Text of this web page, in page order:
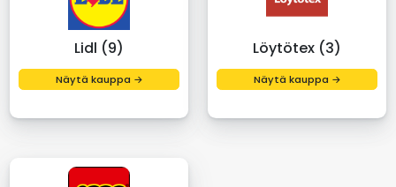
Lidl (9)
Näytä kauppa →
Löytötex (3)
Näytä kauppa →